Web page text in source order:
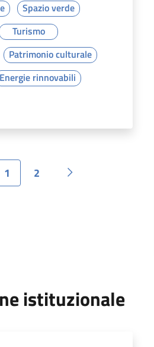
Spazio verde
Turismo
Patrimonio culturale
Energie rinnovabili
precedente
Pagina
1 Pagina
2
Pagina successiva
istituzionale